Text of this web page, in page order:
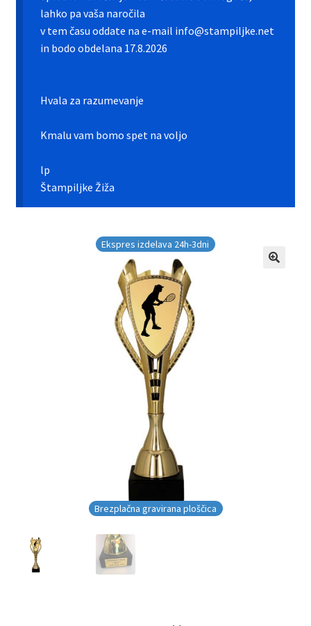
Galerija športnih vstavkov
Moj profil
lahko pa vaša naročila
v tem času oddate na e-mail info@stampiljke.net
in bodo obdelana 17.8.2026
Hvala za razumevanje
Kmalu vam bomo spet na voljo
lp
Štampiljke Žiža
Brezplačna gravirana ploščica
Ekspres izdelava 24h-3dni